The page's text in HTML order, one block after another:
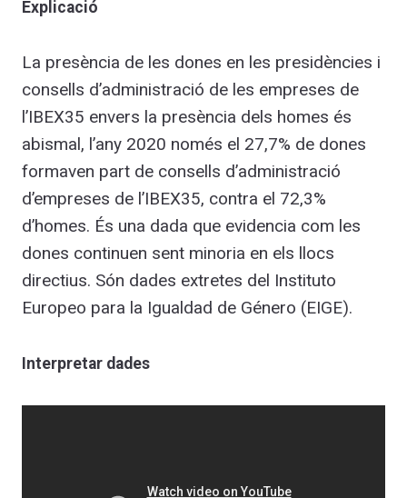
Explicació
La presència de les dones en les presidències i
consells d’administració de les empreses de
l’IBEX35 envers la presència dels homes és
abismal, l’any 2020 només el 27,7% de dones
formaven part de consells d’administració
d’empreses de l’IBEX35, contra el 72,3%
d’homes. És una dada que evidencia com les
dones continuen sent minoria en els llocs
directius. Són dades extretes del Instituto
Europeo para la Igualdad de Género (EIGE).
Interpretar dades